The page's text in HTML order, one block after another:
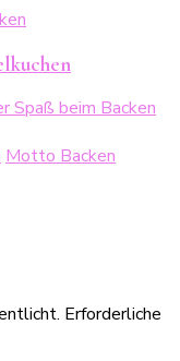
Motto Backen
Erforderliche